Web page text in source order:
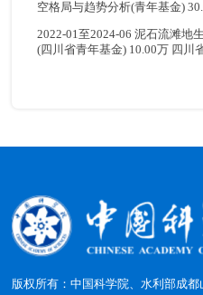
空格局与趋势分析(青年基金)
2022-01至2024-06 泥石流滩地
(四川省青年基金) 10.00万 四川
版权所有：中国科学院、水利部成